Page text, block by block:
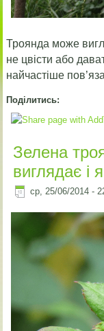
Троянда може
не цвісти або
найчастіше
Поділитись:
Зелена
виглядає і
ср, 25/06/2014 -